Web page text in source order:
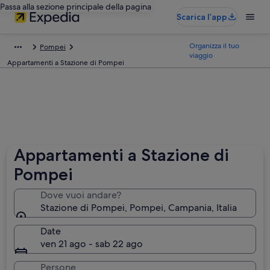
Passa alla sezione principale della pagina
Scarica l’app
Pompei
Appartamenti a Stazione di Pompei
Organizza il tuo
viaggio
Appartamenti a Stazione di
Pompei
Dove vuoi andare?
Stazione di Pompei, Pompei, Campania, Italia
Date
ven 21 ago - sab 22 ago
Persone